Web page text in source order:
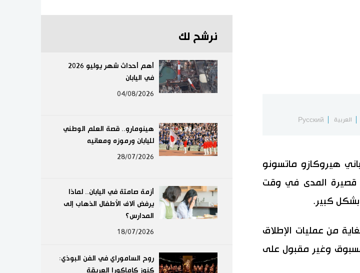
سياسة
اقتصاد
مجتمع
ثقافة
طوكيو
المطبخ الياباني
العربية Русский
هيروكازو ماتسونو
قصيرة المدى في وقت
بشكل كبير.
من عمليات الإطلاق
وغير مقبول على
نرشح لك
أهم أحداث شهر يوليو 2026
في اليابان
04/08/2026
هينومارو.. قصة العلم الوطني
لليابان ورموزه ومعانيه
28/07/2026
أزمة صامتة في اليابان.. لماذا
يرفض آلاف الأطفال الذهاب إلى
المدارس؟
18/07/2026
روح الساموراي في الفن البوذي:
كنوز كاماكورا العريقة